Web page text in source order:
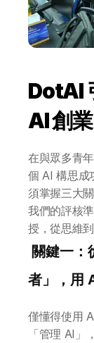
DotAI
AI 創
在與眾多青
個 AI 構思成
須掌握三大
我們的評核
授，從思維
者」，用
僅懂得使用
「管理 AI」